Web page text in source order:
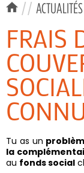
// ACTUALITÉS
FRAIS
Tu as un
la
au fonds social